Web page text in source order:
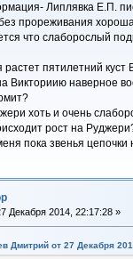
Липлявка Е.П.
прореживания
что слаборослый
растет пятилетний
Викториию наверное
хоть и очень
рост на
пока звенья цепочки
Декабря 2014, 22:17:28 »
Дмитрий от 27 Декабря